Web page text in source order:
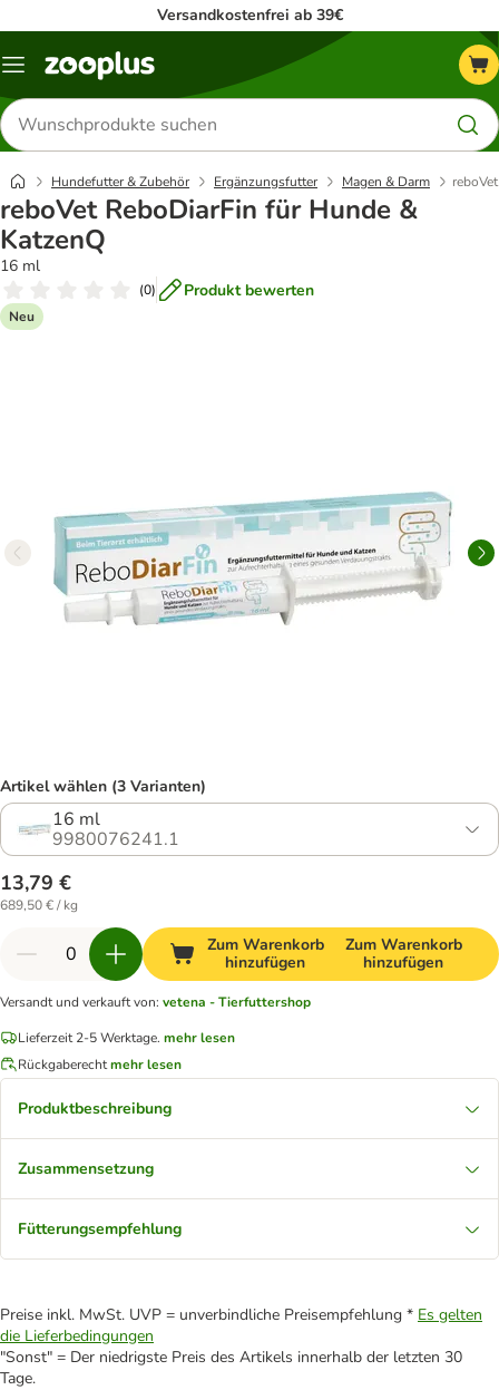
Versandkostenfrei ab 39€
Menü
Produkte
suchen
Hundefutter & Zubehör Ergänzungsfutter Magen & Darm
reboVet ReboDiarFin für Hunde &
KatzenQ
16 ml
(0) Produkt bewerten
Neu
Artikel wählen (3 Varianten)
16 ml
9980076241.1
13,79 €
689,50 € / kg
Zum Warenkorb
hinzufügen
Zum Warenkorb
hinzufügen
Versandt und verkauft von: vetena - Tierfuttershop
Lieferzeit 2-5 Werktage. mehr lesen
Rückgaberechtmehr lesen
Produktbeschreibung
Zusammensetzung
Fütterungsempfehlung
Preise inkl. MwSt. UVP = unverbindliche Preisempfehlung * Es gelten
die Lieferbedingungen
"Sonst" = Der niedrigste Preis des Artikels innerhalb der letzten 30
Tage.